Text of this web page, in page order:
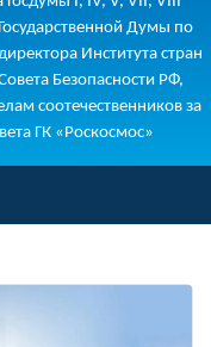
Думы по
Института стран
Безопасности РФ,
соотечественников за
ГК «Роскосмос»